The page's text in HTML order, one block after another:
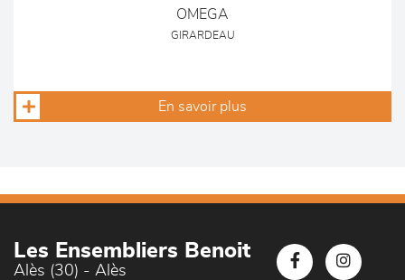
OMEGA
GIRARDEAU
En savoir plus
Les Ensembliers Benoit
Alès (30) - Alès